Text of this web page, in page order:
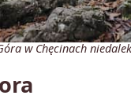
w Chęcinach